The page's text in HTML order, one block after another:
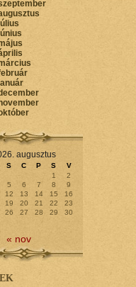
augusztus
S C P S
V
1
2
5 6 7 8
9
12 13 14 15
16
19 20 21 22
23
26 27 28 29
30
« nov